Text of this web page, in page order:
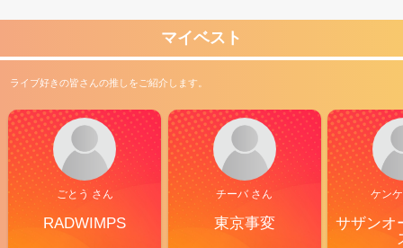
マイベスト
ライブ好きの皆さんの推しをご紹介します。
ごとう さん
RADWIMPS
チーバ さん
東京事変
ケン
サザンオ